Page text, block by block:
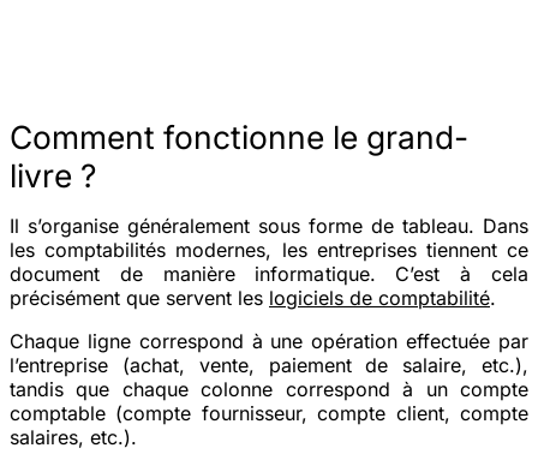
Comment fonctionne le grand-
livre ?
Il s’organise généralement sous forme de tableau. Dans
les comptabilités modernes, les entreprises tiennent ce
document de manière informatique. C’est à cela
précisément que servent les logiciels de comptabilité.
Chaque ligne correspond à une opération effectuée par
l’entreprise (achat, vente, paiement de salaire, etc.),
tandis que chaque colonne correspond à un compte
comptable (compte fournisseur, compte client, compte
salaires, etc.).